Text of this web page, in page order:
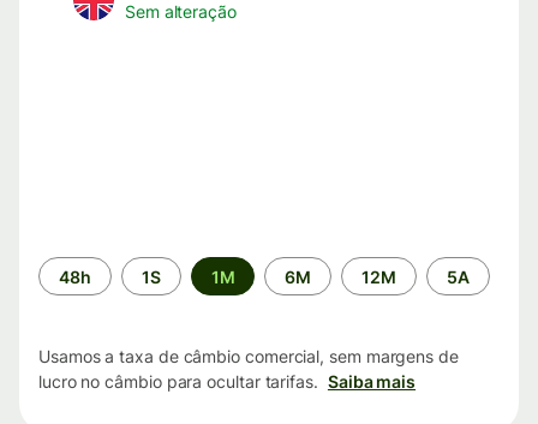
Sem alteração
Período
de
48h 1S 1M 6M 12M 5A
Usamos a taxa de câmbio comercial, sem margens de
lucro no câmbio para ocultar tarifas. Saiba mais